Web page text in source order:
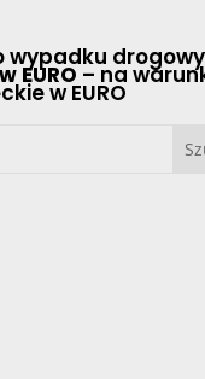
wypadku
w EURO – na
w EURO